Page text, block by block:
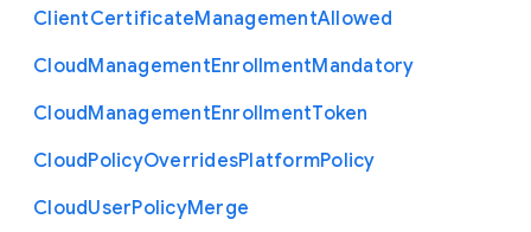
ClientCertificateManagementAllowed
CloudManagementEnrollmentMandatory
CloudManagementEnrollmentToken
CloudPolicyOverridesPlatformPolicy
CloudUserPolicyMerge